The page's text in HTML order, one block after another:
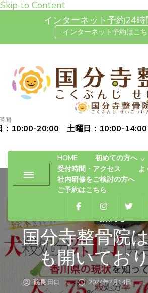
Skip to Content
インターネット予約24時
インターネット予約はこ
高松市で肩こり・腰
経痛の整体なら国
「お体の不安を自信に変える」完全予約
骨院です
間
：10:00-20:00 土曜日：10:00-
HOME 初めての方へ
受付時間・アクセス
よ
社内研修をご検討の方へ
ご予約はこちら
お知らせ
国分寺整骨院
も開いてお
院長 田口 2024年2月14日